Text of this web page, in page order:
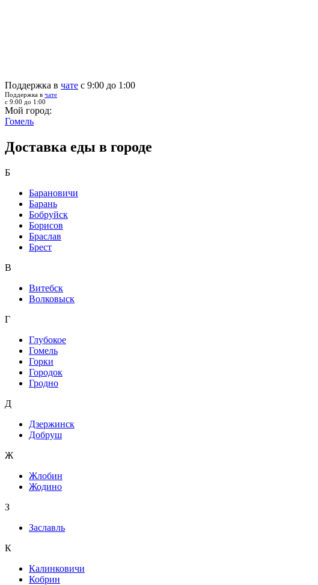
Поддержка в чате с 9:00 до 1:00
Поддержка в чате
с 9:00 до 1:00
Мой город:
Гомель
Доставка еды в городе
Б
Барановичи
Барань
Бобруйск
Борисов
Браслав
Брест
В
Витебск
Волковыск
Г
Глубокое
Гомель
Горки
Городок
Гродно
Д
Дзержинск
Добруш
Ж
Жлобин
Жодино
З
Заславль
К
Калинковичи
Кобрин